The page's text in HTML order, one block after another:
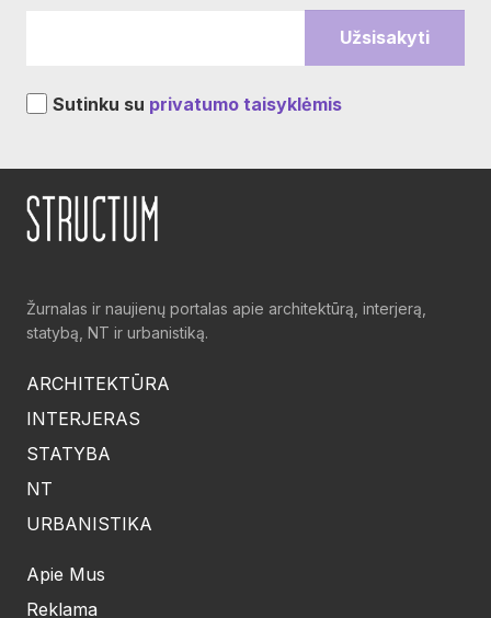
Sutinku su privatumo taisyklėmis
Žurnalas ir naujienų portalas apie architektūrą, interjerą,
statybą, NT ir urbanistiką.
ARCHITEKTŪRA
INTERJERAS
STATYBA
NT
URBANISTIKA
Apie Mus
Reklama